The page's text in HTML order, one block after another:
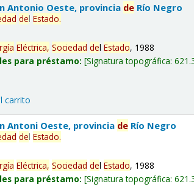
Antonio Oeste, provincia de Río Negro
delEstado.
Eléctrica, Sociedad delEstado, 1988
para préstamo: Signatura topográfica:
carrito
Antoni Oeste, provincia de Río Negro
delEstado.
Eléctrica, Sociedad delEstado, 1988
para préstamo: Signatura topográfica: